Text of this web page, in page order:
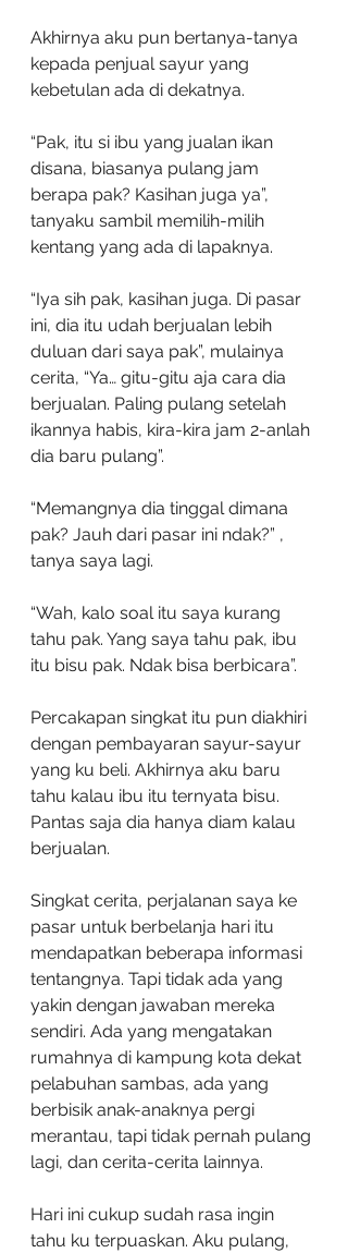
Akhirnya aku pun bertanya-tanya
kepada penjual sayur yang
kebetulan ada di dekatnya.
“Pak, itu si ibu yang jualan ikan
disana, biasanya pulang jam
berapa pak? Kasihan juga ya”,
tanyaku sambil memilih-milih
kentang yang ada di lapaknya.
“Iya sih pak, kasihan juga. Di pasar
ini, dia itu udah berjualan lebih
duluan dari saya pak”, mulainya
cerita, “Ya… gitu-gitu aja cara dia
berjualan. Paling pulang setelah
ikannya habis, kira-kira jam 2-anlah
dia baru pulang”.
“Memangnya dia tinggal dimana
pak? Jauh dari pasar ini ndak?” ,
tanya saya lagi.
“Wah, kalo soal itu saya kurang
tahu pak. Yang saya tahu pak, ibu
itu bisu pak. Ndak bisa berbicara”.
Percakapan singkat itu pun diakhiri
dengan pembayaran sayur-sayur
yang ku beli. Akhirnya aku baru
tahu kalau ibu itu ternyata bisu.
Pantas saja dia hanya diam kalau
berjualan.
Singkat cerita, perjalanan saya ke
pasar untuk berbelanja hari itu
mendapatkan beberapa informasi
tentangnya. Tapi tidak ada yang
yakin dengan jawaban mereka
sendiri. Ada yang mengatakan
rumahnya di kampung kota dekat
pelabuhan sambas, ada yang
berbisik anak-anaknya pergi
merantau, tapi tidak pernah pulang
lagi, dan cerita-cerita lainnya.
Hari ini cukup sudah rasa ingin
tahu ku terpuaskan. Aku pulang,